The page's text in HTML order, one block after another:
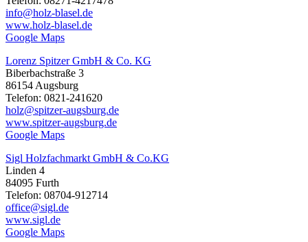
info@holz-blasel.de
www.holz-blasel.de
Google Maps
Lorenz Spitzer GmbH & Co. KG
Biberbachstraße 3
86154 Augsburg
Telefon: 0821-241620
holz@spitzer-augsburg.de
www.spitzer-augsburg.de
Google Maps
Sigl Holzfachmarkt GmbH & Co.KG
Linden 4
84095 Furth
Telefon: 08704-912714
office@sigl.de
www.sigl.de
Google Maps